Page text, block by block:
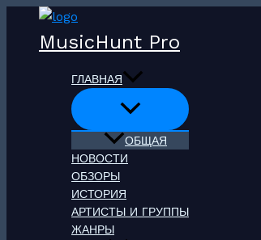
Перейти
содержимому
MusicHunt Pro
ГЛАВНАЯ
ОБЩАЯ
НОВОСТИ
ОБЗОРЫ
ИСТОРИЯ
АРТИСТЫ И ГРУППЫ
ЖАНРЫ